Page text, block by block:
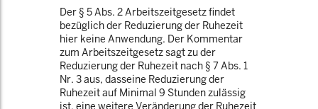
Der § 5 Abs. 2 Arbeitszeitgesetz findet
bezüglich der Reduzierung der Ruhezeit
hier keine Anwendung. Der Kommentar
zum Arbeitszeitgesetz sagt zu der
Reduzierung der Ruhezeit nach § 7 Abs. 1
Nr. 3 aus, dasseine Reduzierung der
Ruhezeit auf Minimal 9 Stunden zulässig
ist, eine weitere Veränderung der Ruhezeit